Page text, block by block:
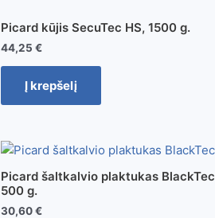
Picard kūjis SecuTec HS, 1500 g.
44,25 €
Į krepšelį
Picard šaltkalvio plaktukas BlackTec
500 g.
30,60€